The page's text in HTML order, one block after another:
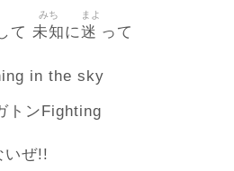
て 未知
みち
に迷
まよ
って
in the sky
トンFighting
いぜ!!